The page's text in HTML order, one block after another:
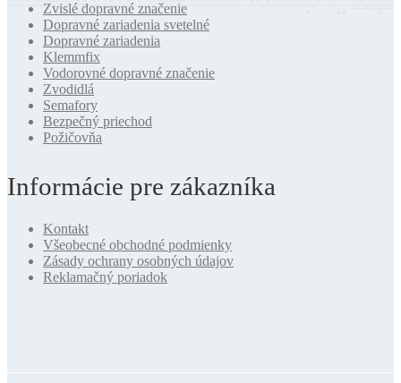
Zvislé dopravné značenie
Dopravné zariadenia svetelné
Dopravné zariadenia
Klemmfix
Vodorovné dopravné značenie
Zvodidlá
Semafory
Bezpečný priechod
Požičovňa
Informácie pre zákazníka
Kontakt
Všeobecné obchodné podmienky
Zásady ochrany osobných údajov
Reklamačný poriadok